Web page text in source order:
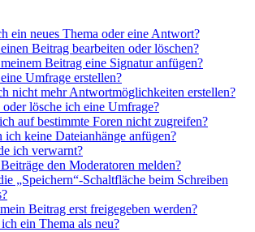
ein neues Thema oder eine Antwort?
Beitrag bearbeiten oder löschen?
Beitrag eine Signatur anfügen?
Umfrage erstellen?
nicht mehr Antwortmöglichkeiten erstellen?
oder lösche ich eine Umfrage?
auf bestimmte Foren nicht zugreifen?
ich keine Dateianhänge anfügen?
ich verwarnt?
den Moderatoren melden?
„Speichern“-Schaltfläche beim Schreiben
Beitrag erst freigegeben werden?
ein Thema als neu?